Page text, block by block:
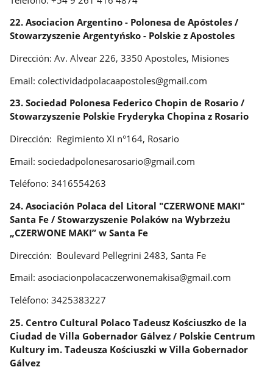
22. Asociacion Argentino - Polonesa de Apóstoles /
Stowarzyszenie Argentyńsko - Polskie z Apostoles
Dirección: Av. Alvear 226, 3350 Apostoles, Misiones
Email: colectividadpolacaapostoles@gmail.com
23. Sociedad Polonesa Federico Chopin de Rosario /
Stowarzyszenie Polskie Fryderyka Chopina z Rosario
Dirección: Regimiento XI n°164, Rosario
Email: sociedadpolonesarosario@gmail.com
Teléfono: 3416554263
24. Asociación Polaca del Litoral "CZERWONE MAKI"
Santa Fe / Stowarzyszenie Polaków na Wybrzeżu
„CZERWONE MAKI” w Santa Fe
Dirección: Boulevard Pellegrini 2483, Santa Fe
Email: asociacionpolacaczerwonemakisa@gmail.com
Teléfono: 3425383227
25. Centro Cultural Polaco Tadeusz Kościuszko de la
Ciudad de Villa Gobernador Gálvez / Polskie Centrum
Kultury im. Tadeusza Kościuszki w Villa Gobernador
Gálvez